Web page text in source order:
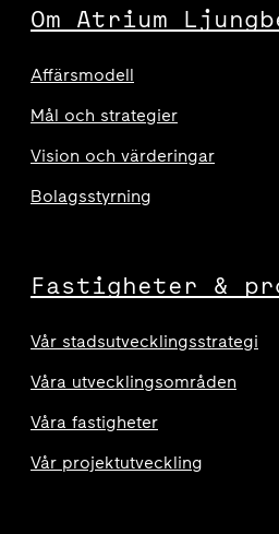
Om Atrium
Affärsmodell
Mål och strategier
Vision och värderingar
Bolagsstyrning
Fastigheter &
Vår stadsutvecklingsstrategi
Våra utvecklingsområden
Våra fastigheter
Vår projektutveckling